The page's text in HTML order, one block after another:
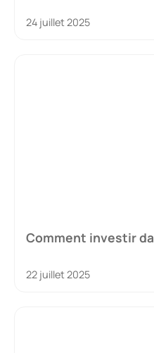
24 juillet 2025
Comment investir
22 juillet 2025